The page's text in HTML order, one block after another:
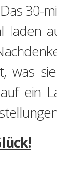
30-
laden
was
ein